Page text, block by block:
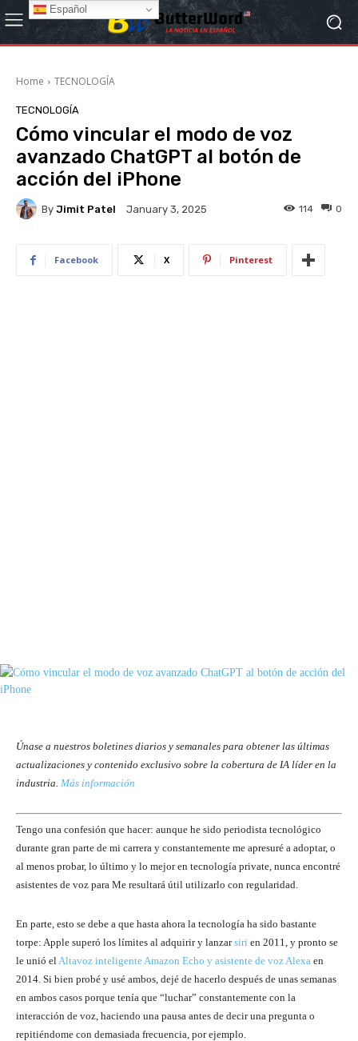
Home TECNOLOGÍA
TECNOLOGÍA
Cómo vincular el modo de voz
avanzado ChatGPT al botón de
acción del iPhone
By Jimit Patel January 3, 2025 0
114
Facebook X Pinterest
Únase a nuestros boletines diarios y semanales para obtener las últimas
actualizaciones y contenido exclusivo sobre la cobertura de IA líder en la
industria. Más información
Tengo una confesión que hacer: aunque he sido periodista tecnológico
durante gran parte de mi carrera y constantemente me apresuré a adoptar, o
al menos probar, lo último y lo mejor en tecnología private, nunca encontré
asistentes de voz para Me resultará útil utilizarlo con regularidad.
En parte, esto se debe a que hasta ahora la tecnología ha sido bastante
torpe: Apple superó los límites al adquirir y lanzarsiri en 2011, y pronto se
le unió el Altavoz inteligente Amazon Echo y asistente de voz Alexa en
2014. Si bien probé y usé ambos, dejé de hacerlo después de unas semanas
en ambos casos porque tenía que “luchar” constantemente con la
interacción de voz, haciendo una pausa antes de decir una pregunta o
repitiéndome con demasiada frecuencia, por ejemplo.
Español